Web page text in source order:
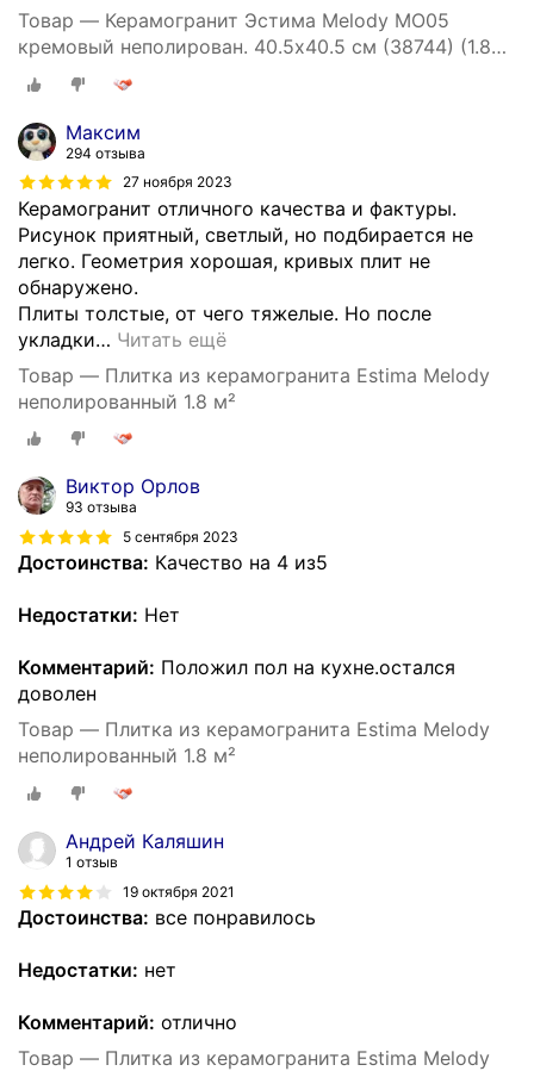
Товар — Керамогранит Эстима Melody MO05
кремовый неполирован. 40.5х40.5 см (38744) (1.804
м2)
Максим
294 отзыва
27 ноября 2023
Керамогранит отличного качества и фактуры.
Рисунок приятный, светлый, но подбирается не
легко. Геометрия хорошая, кривых плит не
обнаружено.
Плиты толстые, от чего тяжелые. Но после
укладки… Читать ещё
Товар — Плитка из керамогранита Estima Melody
неполированный 1.8 м²
Виктор Орлов
93 отзыва
5 сентября 2023
Достоинства: Качество на 4 из5
Недостатки: Нет
Комментарий: Положил пол на кухне.остался
доволен
Товар — Плитка из керамогранита Estima Melody
неполированный 1.8 м²
Андрей Каляшин
1 отзыв
19 октября 2021
Достоинства: все понравилось
Недостатки: нет
Комментарий: отлично
Товар — Плитка из керамогранита Estima Melody